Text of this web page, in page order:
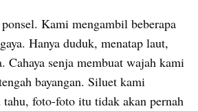
Kami mengambil beberapa
Hanya duduk, menatap laut,
Cahaya senja membuat wajah kami
bayangan. Siluet kami
foto-foto itu tidak akan pernah